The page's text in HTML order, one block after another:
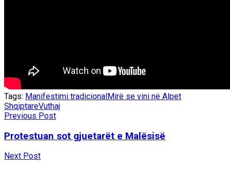
Tags: Manifestimi tradicionalMirë se vini në Alpet
ShqiptareVuthaj
Previous Post
Protestuan sot gjuetarët e Malësisë
Next Post